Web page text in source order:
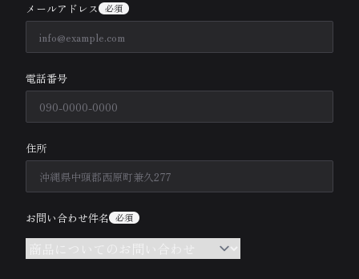
メールアドレス 必須
電話番号
住所
お問い合わせ件名 必須